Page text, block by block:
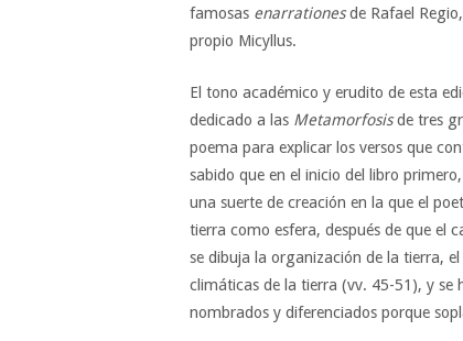
famosas enarrationesde Rafael
propio Micyllus.
El tono académico y erudito de esta
dedicado a las Metamorfosisde tres
poema para explicar los versos que
sabido que en el inicio del libro
una suerte de creación en la que el
tierra como esfera, después de que el
se dibuja la organización de la tierra,
climáticas de la tierra (vv. 45-51), y se
nombrados y diferenciados porque